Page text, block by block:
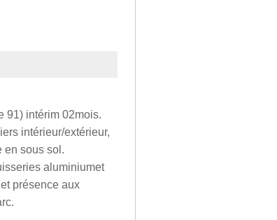
91) intérim 02mois.
intérieur/extérieur,
en sous sol.
aluminiumet
présence aux